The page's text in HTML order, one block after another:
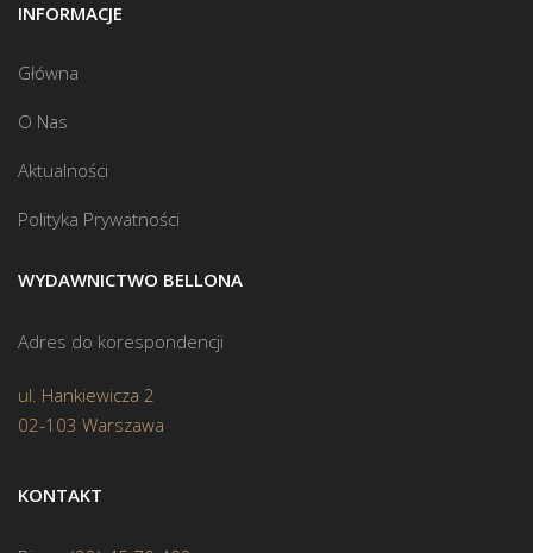
INFORMACJE
Główna
O Nas
Aktualności
Polityka Prywatności
WYDAWNICTWO BELLONA
Adres do korespondencji
ul. Hankiewicza 2
02-103 Warszawa
KONTAKT